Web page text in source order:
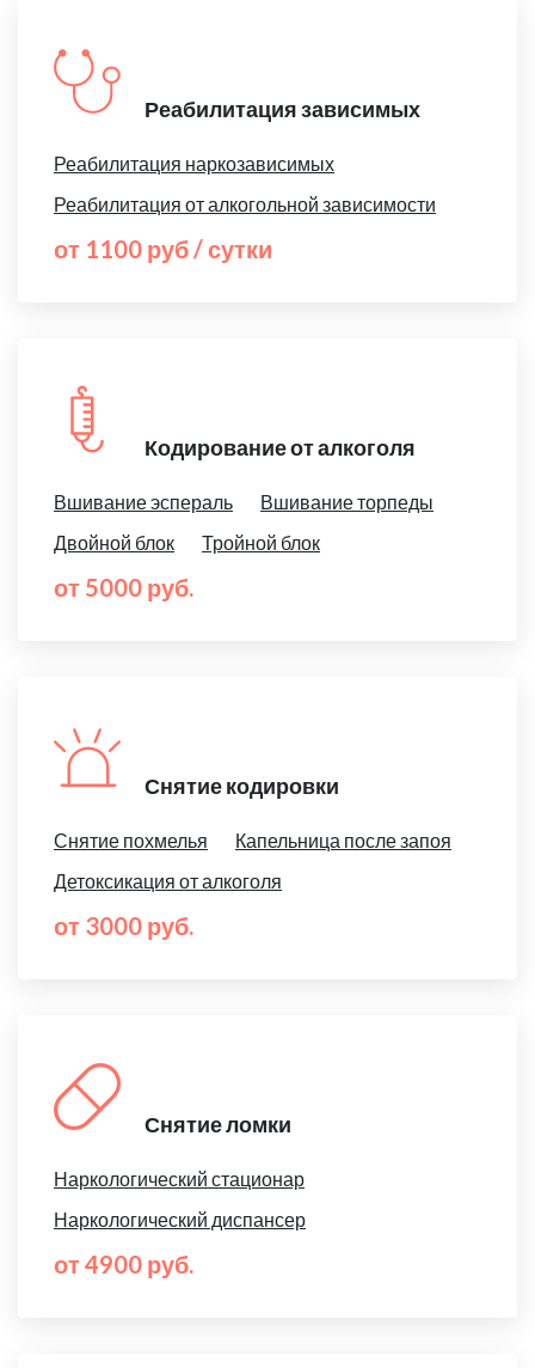
Реабилитация зависимых
Реабилитация наркозависимых
Реабилитация от алкогольной зависимости
от 1100 руб / сутки
Кодирование от алкоголя
Вшивание эспераль
Вшивание торпеды
Двойной блок
Тройной блок
от 5000 руб.
Снятие кодировки
Снятие похмелья
Капельница после запоя
Детоксикация от алкоголя
от 3000 руб.
Снятие ломки
Наркологический стационар
Наркологический диспансер
от 4900 руб.